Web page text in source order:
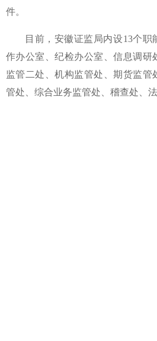
件。
目前， 安徽证监局内设13个职
作办公室、纪检办公室、信息调研
监管二处、机构监管处、期货监管
管处、综合业务监管处、稽查处、法